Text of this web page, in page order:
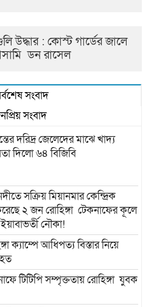
উদ্ধার : কোস্ট গার্ডের জালে
ডন রাসেল
সংবাদ
সংবাদ
দরিদ্র জেলেদের মাঝে খাদ্য
দিলো ৬৪ বিজিবি
সক্রিয় মিয়ানমার কেন্দ্রিক
২ জন রোহিঙ্গা টেকনাফের কূলে
নৌকা!
ক্যাম্পে আধিপত্য বিস্তার নিয়ে
টিটিপি সম্পৃক্ততায় রোহিঙ্গা যুবক